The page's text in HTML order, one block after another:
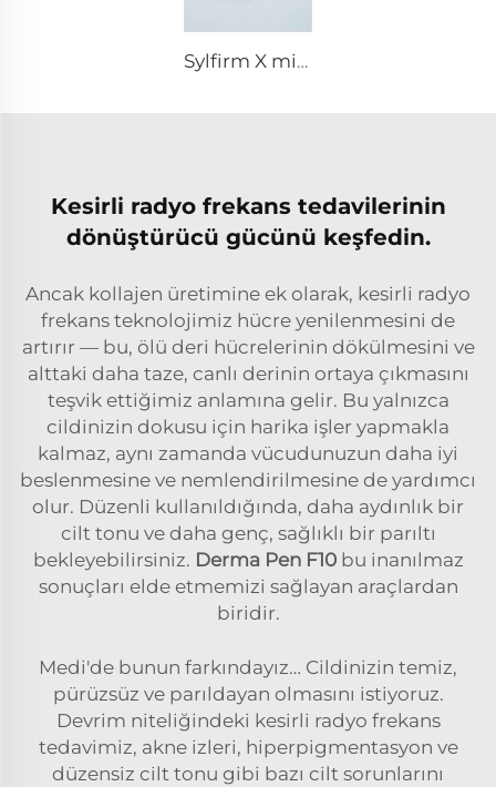
Sylfirm X mikroiğneleme rf cilt bakımı sylfirm X uçları XB-49
Kesirli radyo frekans tedavilerinin
dönüştürücü gücünü keşfedin.
Ancak kollajen üretimine ek olarak, kesirli radyo
frekans teknolojimiz hücre yenilenmesini de
artırır — bu, ölü deri hücrelerinin dökülmesini ve
alttaki daha taze, canlı derinin ortaya çıkmasını
teşvik ettiğimiz anlamına gelir. Bu yalnızca
cildinizin dokusu için harika işler yapmakla
kalmaz, aynı zamanda vücudunuzun daha iyi
beslenmesine ve nemlendirilmesine de yardımcı
olur. Düzenli kullanıldığında, daha aydınlık bir
cilt tonu ve daha genç, sağlıklı bir parıltı
bekleyebilirsiniz. Derma Pen F10 bu inanılmaz
sonuçları elde etmemizi sağlayan araçlardan
biridir.
Medi'de bunun farkındayız… Cildinizin temiz,
pürüzsüz ve parıldayan olmasını istiyoruz.
Devrim niteliğindeki kesirli radyo frekans
tedavimiz, akne izleri, hiperpigmentasyon ve
düzensiz cilt tonu gibi bazı cilt sorunlarını